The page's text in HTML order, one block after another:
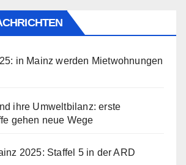
in Mainz werden Mietwohnungen
ihre Umweltbilanz: erste
gehen neue Wege
2025: Staffel 5 in der ARD